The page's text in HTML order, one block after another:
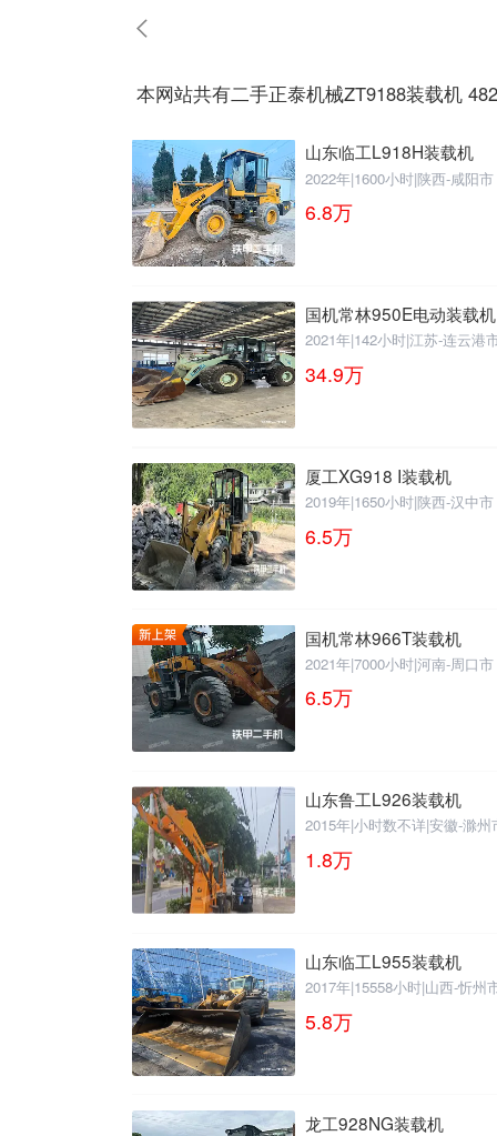
本网站共有二手正泰机械ZT9188装载机
山东临工L918H装载机
2022年|1600小时|陕西-咸阳市
6.8万
国机常林950E电动装载机
2021年|142小时|江苏-连云港
34.9万
厦工XG918 I装载机
2019年|1650小时|陕西-汉中市
6.5万
国机常林966T装载机
2021年|7000小时|河南-周口市
6.5万
山东鲁工L926装载机
2015年|小时数不详|安徽-滁州
1.8万
山东临工L955装载机
2017年|15558小时|山西-忻州
5.8万
龙工928NG装载机
请输入手机号